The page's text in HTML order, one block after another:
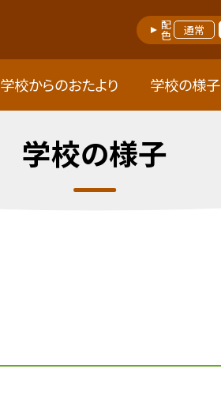
配色 通常
学校からのおたより 学校の様子
学校の様子